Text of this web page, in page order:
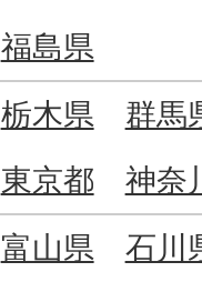
福島県
栃木県
群馬
東京都 神奈
富山県
石川